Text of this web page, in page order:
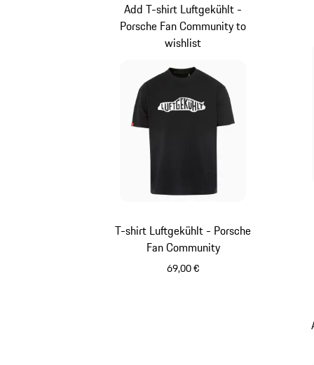
T-shirt Luftgekühlt - Porsche
Fan Community
69,00 €
Add T-shirt Luftgekühlt -
Porsche Fan Community to
wishlist